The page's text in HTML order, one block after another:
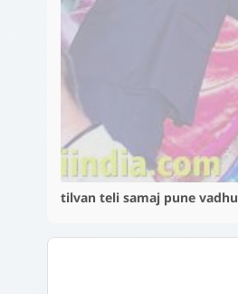
tilvan teli samaj pune